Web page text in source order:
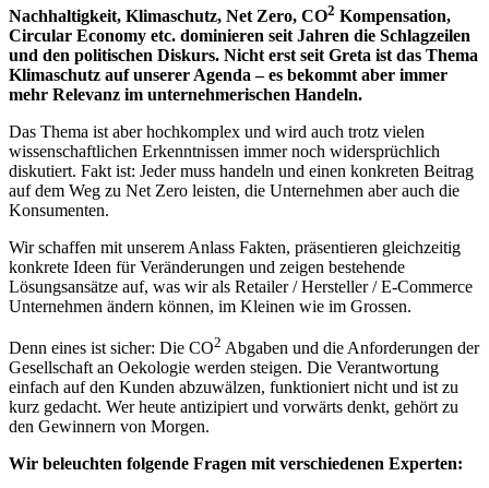
Nachhaltigkeit, Klimaschutz, Net Zero, CO2 Kompensation,
Circular Economy etc. dominieren seit Jahren die Schlagzeilen
und den politischen Diskurs. Nicht erst seit Greta ist das Thema
Klimaschutz auf unserer Agenda – es bekommt aber immer
mehr Relevanz im unternehmerischen Handeln.
Das Thema ist aber hochkomplex und wird auch trotz vielen
wissenschaftlichen Erkenntnissen immer noch widersprüchlich
diskutiert. Fakt ist: Jeder muss handeln und einen konkreten Beitrag
auf dem Weg zu Net Zero leisten, die Unternehmen aber auch die
Konsumenten.
Wir schaffen mit unserem Anlass Fakten, präsentieren gleichzeitig
konkrete Ideen für Veränderungen und zeigen bestehende
Lösungsansätze auf, was wir als Retailer / Hersteller / E-Commerce
Unternehmen ändern können, im Kleinen wie im Grossen.
Denn eines ist sicher: Die CO2 Abgaben und die Anforderungen der
Gesellschaft an Oekologie werden steigen. Die Verantwortung
einfach auf den Kunden abzuwälzen, funktioniert nicht und ist zu
kurz gedacht. Wer heute antizipiert und vorwärts denkt, gehört zu
den Gewinnern von Morgen.
Wir beleuchten folgende Fragen mit verschiedenen Experten: